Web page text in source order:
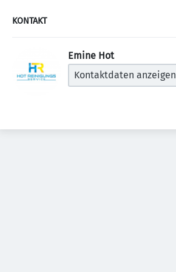
KONTAKT
Emine Hot
Kontaktdaten anzeigen